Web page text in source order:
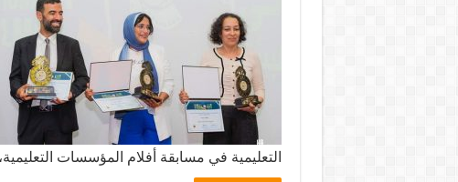
التعليمية في مسابقة أفلام المؤسسات